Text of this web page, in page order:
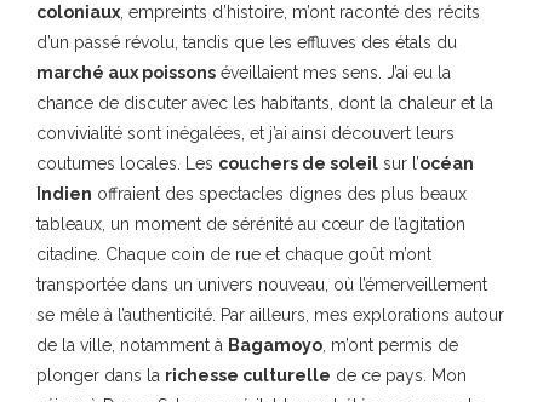
coloniaux , empreints d’histoire, m’ont raconté des récits
d’un passé révolu, tandis que les effluves des étals du
marché aux poissons éveillaient mes sens. J’ai eu la
chance de discuter avec les habitants, dont la chaleur et la
convivialité sont inégalées, et j’ai ainsi découvert leurs
coutumes locales. Les couchers de soleil sur l’océan
Indien offraient des spectacles dignes des plus beaux
tableaux, un moment de sérénité au cœur de l’agitation
citadine. Chaque coin de rue et chaque goût m’ont
transportée dans un univers nouveau, où l’émerveillement
se mêle à l’authenticité. Par ailleurs, mes explorations autour
de la ville, notamment à Bagamoyo , m’ont permis de
plonger dans la richesse culturelle de ce pays. Mon